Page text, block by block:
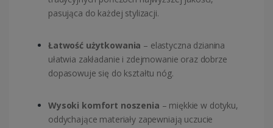
pasująca do każdej stylizacji.
Łatwość użytkowania – elastyczna dzianina
ułatwia zakładanie i zdejmowanie oraz dobrze
dopasowuje się do kształtu nóg.
Wysoki komfort noszenia – miękkie w dotyku,
oddychające materiały zapewniają uczucie